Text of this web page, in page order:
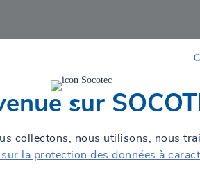
technique et de la gestion des
ans, SOCOTEC accompagne et
la démolition, en passant par la
en matière de conseil pour la prévention
etc. Par ailleurs, SOCOTEC se
sur
collectons, nous utilisons, nous
la protection des données à